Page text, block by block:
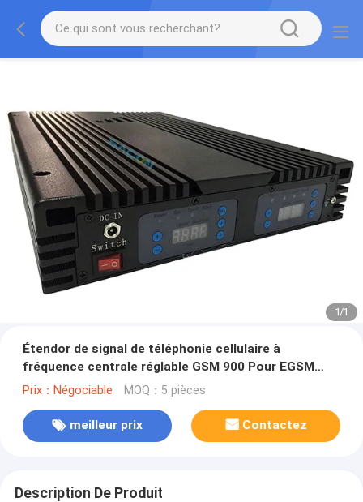
1/1
Étendor de signal de téléphonie cellulaire à
fréquence centrale réglable GSM 900 Pour EGSM
DCS WCDMA
Prix：Négociable MOQ：5 pièces
meilleur prix Contactez
Description De Produit